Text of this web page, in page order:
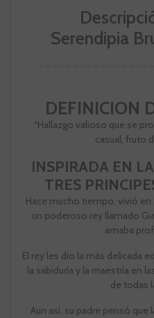
Serendipia
DEFINICION
“Hallazgo valioso que se
casual, fruto
INSPIRADA EN
TRES
Hace mucho tiempo, vivió
un poderoso rey llamado
amaba
El rey les dio la más delicada
la sabiduría y la maestría en
de todas
Aun así, su padre pensó que